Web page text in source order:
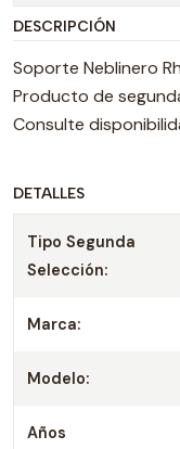
DESCRIPCIÓN
Soporte Neblinero
Producto de
Consulte
DETALLES
Tipo Segunda
Selección:
Marca:
Modelo:
Años